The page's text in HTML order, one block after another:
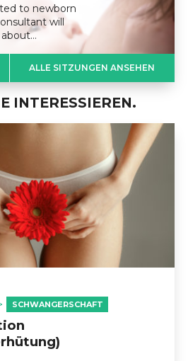
to newborn
will
ALLE SITZUNGEN ANSEHEN
INTERESSIEREN.
SCHWANGERSCHAFT